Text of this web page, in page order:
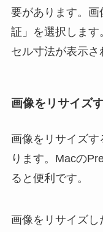
要があります。
証」を選択します
セル寸法が表示さ
画像をリサイズ
画像をリサイズ
ります。Macの
ると便利です。
画像をリサイズ